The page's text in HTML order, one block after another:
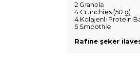
2 Granola
4 Crunchies (50 g)
4 Kolajenli Protein
5 Smoothie
Rafine şeker